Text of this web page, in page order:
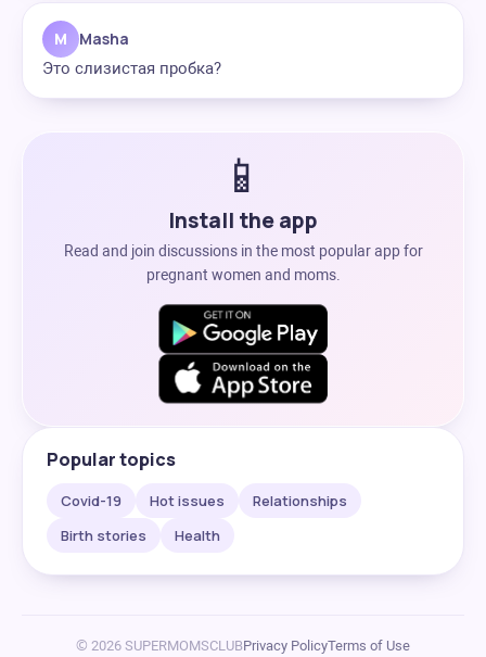
M Masha
Это слизистая пробка?
📱
Install the app
Read and join discussions in the most popular app for
pregnant women and moms.
Popular topics
Covid-19 Hot issues
Relationships
Birth stories
Health
© 2026 SUPERMOMSCLUBPrivacy PolicyTerms of Use